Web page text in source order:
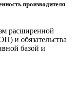
производителя
расширенной
и обязательства
базой и